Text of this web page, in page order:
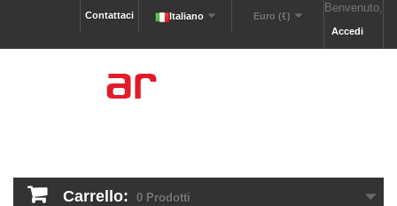
Benvenuto,
Accedi
Euro (€)
Italiano
Contattaci
Carrello: 0 Prodotti